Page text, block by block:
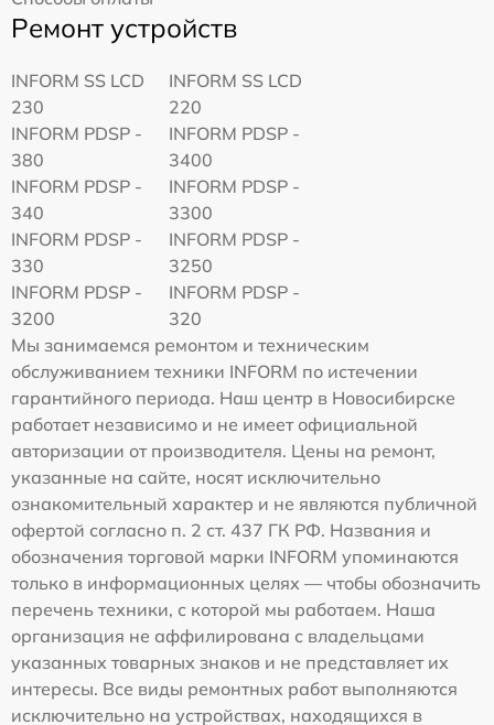
Ремонт устройств
INFORM SS LCD
230
INFORM SS LCD
220
INFORM PDSP -
380
INFORM PDSP -
3400
INFORM PDSP -
340
INFORM PDSP -
3300
INFORM PDSP -
330
INFORM PDSP -
3250
INFORM PDSP -
3200
INFORM PDSP -
320
Мы занимаемся ремонтом и техническим
обслуживанием техники INFORM по истечении
гарантийного периода. Наш центр в Новосибирске
работает независимо и не имеет официальной
авторизации от производителя. Цены на ремонт,
указанные на сайте, носят исключительно
ознакомительный характер и не являются публичной
офертой согласно п. 2 ст. 437 ГК РФ. Названия и
обозначения торговой марки INFORM упоминаются
только в информационных целях — чтобы обозначить
перечень техники, с которой мы работаем. Наша
организация не аффилирована с владельцами
указанных товарных знаков и не представляет их
интересы. Все виды ремонтных работ выполняются
исключительно на устройствах, находящихся в